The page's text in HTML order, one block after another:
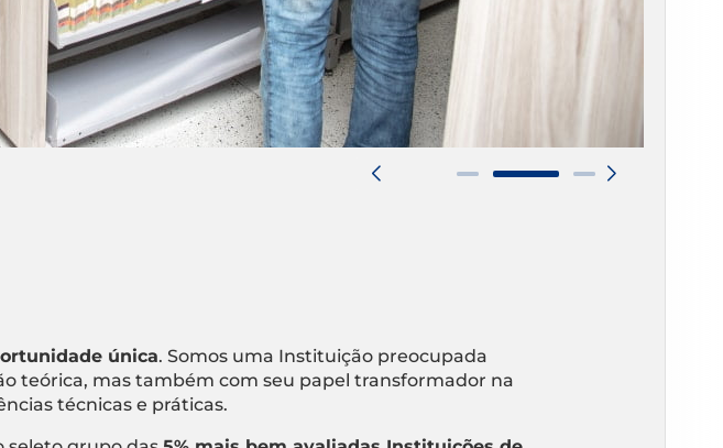
única. Somos uma Instituição preocupada
teórica, mas também com seu papel transformador na
técnicas e práticas.